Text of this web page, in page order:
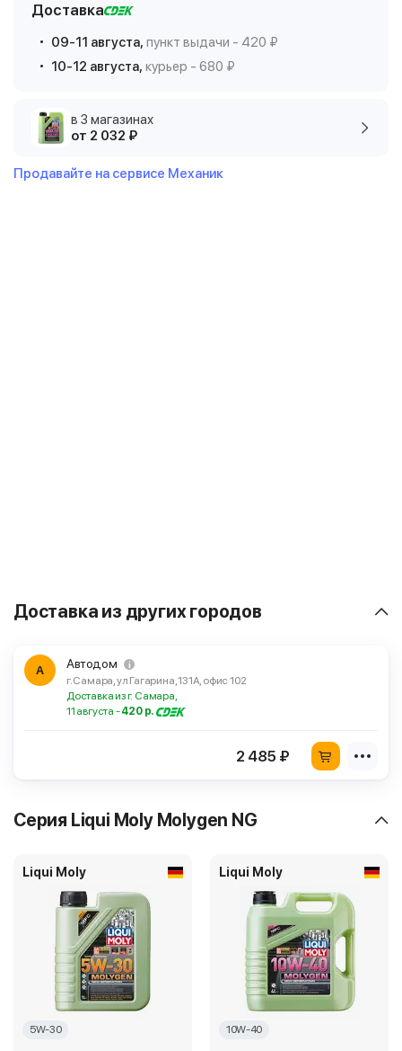
Доставка
09-11 августа, пункт выдачи - 420 ₽
10-12 августа, курьер - 680 ₽
в 3 магазинах
от 2 032 ₽
Продавайте на сервисе Механик
Доставка из других городов
А Автодом
г. Самара, ул Гагарина, 131А, офис 102
Доставка из г. Самара,
11 августа -420 р.
2 485 ₽
Серия Liqui Moly Molygen NG
Liqui Moly
5W-30
Liqui Moly
10W-40